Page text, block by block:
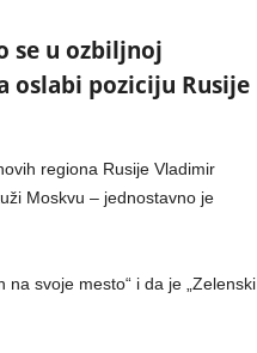
se u ozbiljnoj
oslabi poziciju Rusije
regiona Rusije Vladimir
Moskvu – jednostavno je
svoje mesto“ i da je „Zelenski